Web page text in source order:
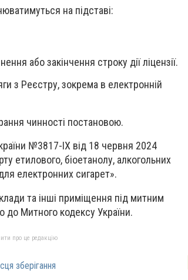
на підставі:
або закінчення строку дії ліцензії.
з Реєстру, зокрема в електронній
чинності постановою.
№3817-ІХ від 18 червня 2024
етилового, біоетанолу, алкогольних
електронних сигарет».
та інші приміщення під митним
до Митного кодексу України.
про це редакцію
зберігання